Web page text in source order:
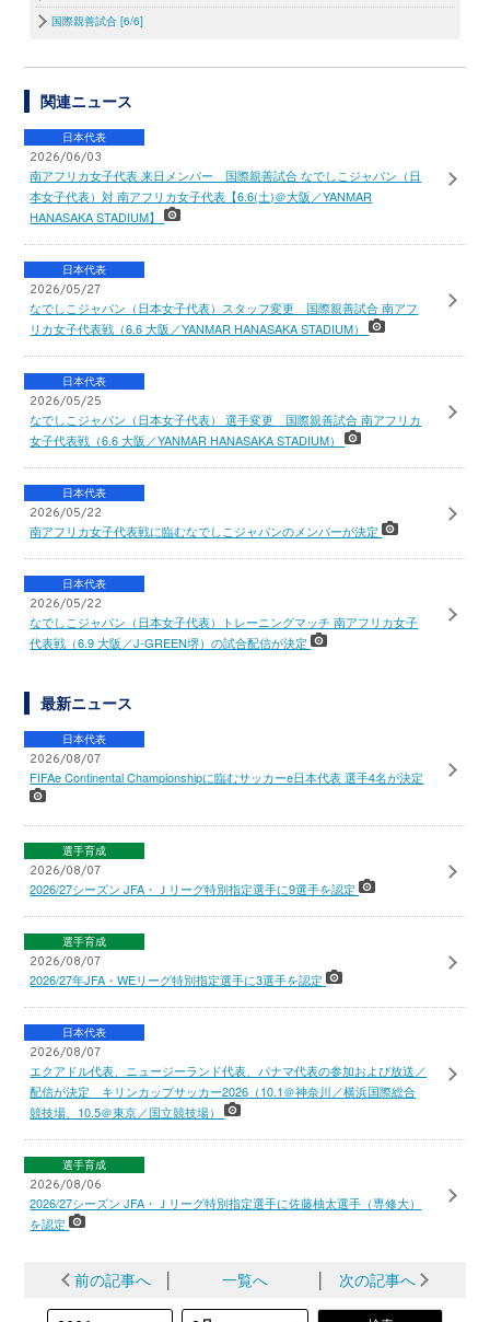
国際親善試合 [6/6]
関連ニュース
日本代表
2026/06/03
南アフリカ女子代表 来日メンバー 国際親善試合 なでしこジャパン（日
本女子代表）対 南アフリカ女子代表【6.6(土)＠大阪／YANMAR
HANASAKA STADIUM】
日本代表
2026/05/27
なでしこジャパン（日本女子代表）スタッフ変更 国際親善試合 南アフ
リカ女子代表戦（6.6 大阪／YANMAR HANASAKA STADIUM）
日本代表
2026/05/25
なでしこジャパン（日本女子代表） 選手変更 国際親善試合 南アフリカ
女子代表戦（6.6 大阪／YANMAR HANASAKA STADIUM）
日本代表
2026/05/22
南アフリカ女子代表戦に臨むなでしこジャパンのメンバーが決定
日本代表
2026/05/22
なでしこジャパン（日本女子代表）トレーニングマッチ 南アフリカ女子
代表戦（6.9 大阪／J-GREEN堺）の試合配信が決定
最新ニュース
日本代表
2026/08/07
FIFAe Continental Championshipに臨むサッカーe日本代表 選手4名が決定
選手育成
2026/08/07
2026/27シーズン JFA・Ｊリーグ特別指定選手に9選手を認定
選手育成
2026/08/07
2026/27年JFA・WEリーグ特別指定選手に3選手を認定
日本代表
2026/08/07
エクアドル代表、ニュージーランド代表、パナマ代表の参加および放送／
配信が決定 キリンカップサッカー2026（10.1＠神奈川／横浜国際総合
競技場、10.5＠東京／国立競技場）
選手育成
2026/08/06
2026/27シーズン JFA・Ｊリーグ特別指定選手に佐藤柚太選手（専修大）
を認定
前の記事へ │ 一覧へ │ 次の記事へ